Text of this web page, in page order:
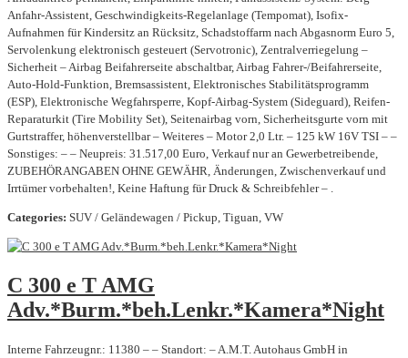
Anfahr-Assistent, Geschwindigkeits-Regelanlage (Tempomat), Isofix-
Aufnahmen für Kindersitz an Rücksitz, Schadstoffarm nach Abgasnorm Euro 5,
Servolenkung elektronisch gesteuert (Servotronic), Zentralverriegelung –
Sicherheit – Airbag Beifahrerseite abschaltbar, Airbag Fahrer-/Beifahrerseite,
Auto-Hold-Funktion, Bremsassistent, Elektronisches Stabilitätsprogramm
(ESP), Elektronische Wegfahrsperre, Kopf-Airbag-System (Sideguard), Reifen-
Reparaturkit (Tire Mobility Set), Seitenairbag vorn, Sicherheitsgurte vorn mit
Gurtstraffer, höhenverstellbar – Weiteres – Motor 2,0 Ltr. – 125 kW 16V TSI – –
Sonstiges: – – Neupreis: 31.517,00 Euro, Verkauf nur an Gewerbetreibende,
ZUBEHÖRANGABEN OHNE GEWÄHR, Änderungen, Zwischenverkauf und
Irrtümer vorbehalten!, Keine Haftung für Druck & Schreibfehler – .
Categories: SUV / Geländewagen / Pickup, Tiguan, VW
C 300 e T AMG
Adv.*Burm.*beh.Lenkr.*Kamera*Night
Interne Fahrzeugnr.: 11380 – – Standort: – A.M.T. Autohaus GmbH in